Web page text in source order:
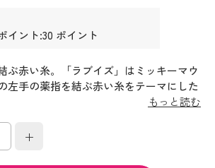
イント:30 ポイント
ぶ赤い糸。「ラブイズ」はミッキーマウ
左手の薬指を結ぶ赤い糸をテーマにした
。赤い糸が描くキャラクターシルエット
もっと読む
+